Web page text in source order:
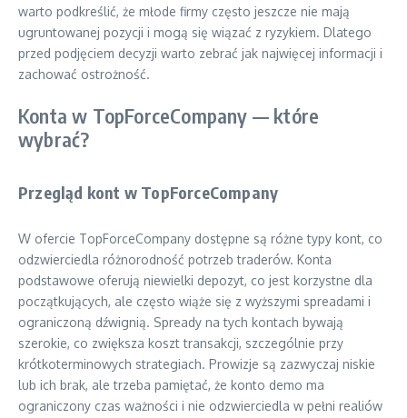
warto podkreślić, że młode firmy często jeszcze nie mają
ugruntowanej pozycji i mogą się wiązać z ryzykiem. Dlatego
przed podjęciem decyzji warto zebrać jak najwięcej informacji i
zachować ostrożność.
Konta w TopForceCompany — które
wybrać?
Przegląd kont w TopForceCompany
W ofercie TopForceCompany dostępne są różne typy kont, co
odzwierciedla różnorodność potrzeb traderów. Konta
podstawowe oferują niewielki depozyt, co jest korzystne dla
początkujących, ale często wiąże się z wyższymi spreadami i
ograniczoną dźwignią. Spready na tych kontach bywają
szerokie, co zwiększa koszt transakcji, szczególnie przy
krótkoterminowych strategiach. Prowizje są zazwyczaj niskie
lub ich brak, ale trzeba pamiętać, że konto demo ma
ograniczony czas ważności i nie odzwierciedla w pełni realiów